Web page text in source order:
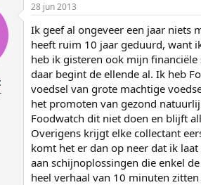
28 jun 2013
Ik geef al ongeveer een jaar niets
heeft ruim 10 jaar geduurd, want
heb ik gisteren ook mijn
daar begint de ellende al. Ik heb
voedsel van grote machtige
het promoten van gezond
Foodwatch dit niet doen en blijft
Overigens krijgt elke collectant
komt het er dan op neer dat ik
aan schijnoplossingen die enkel
heel verhaal van 10 minuten